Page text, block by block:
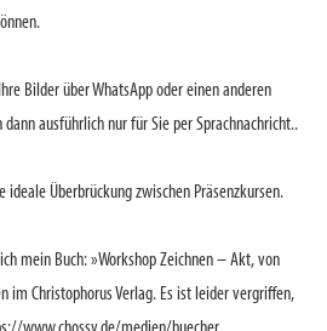
Bilder über WhatsApp oder einen anderen
dann ausführlich nur für Sie per Sprachnachricht..
ideale Überbrückung zwischen Präsenzkursen.
mein Buch: »Workshop Zeichnen – Akt, von
im Christophorus Verlag. Es ist leider vergriffen,